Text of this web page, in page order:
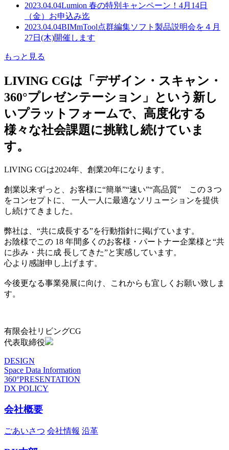
2023.04.04Lumion 春の特別キャンペーン！4月14日
（金）お申込み迄
2023.04.04BIMmTool点群編集ソフト製品説明会を４月
27日(木)開催します
もっと見る
LIVING CGは「デザイン・スキャン・
360°プレゼンテーション」という新し
いプラットフォームで、高度化する
様々な社会課題に挑戦し続けていま
す。
LIVING CGは2024年、創業20年になります。
創業以来ずっと、お客様に“簡単”“速い”“高品質” この３つ
をコンセプトに、 一人一人に最適なソリューションを提供
し続けてきました。
弊社は、“共に成長する”を行動指針に掲げています。
お陰様でこの 18 年間多くのお客様・パートナー企業様と“共
に歩み・共に成 長してきた”と実感しています。
心より感謝申し上げます。
今後更なる事業発展に向け、これからも宜しくお願い致しま
す。
有限会社リビングCG
代表取締役
DESIGN
Space Data Information
360°PRESENTATION
DX POLICY
会社概要
ごあいさつ 会社情報 沿革